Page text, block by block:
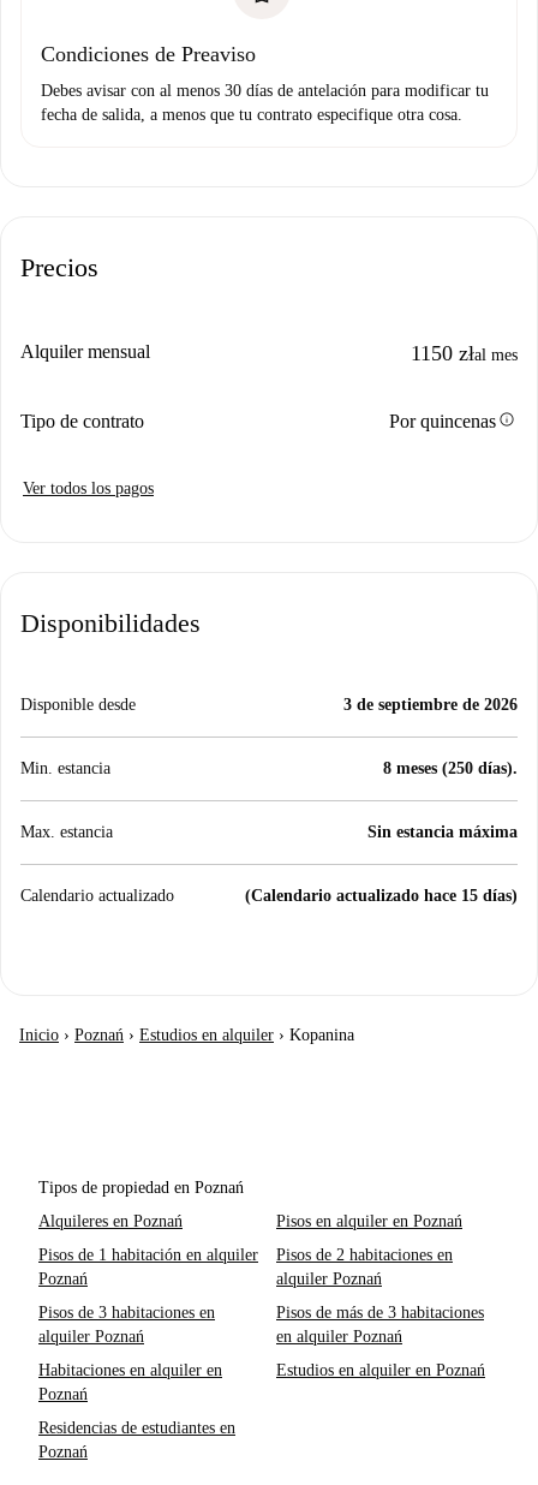
Condiciones de Preaviso
Debes avisar con al menos 30 días de antelación para modificar tu
fecha de salida, a menos que tu contrato especifique otra cosa.
Precios
Alquiler mensual 1150 złal mes
Tipo de contrato Por quincenasinfo
Ver todos los pagos
Disponibilidades
Disponible desde 3 de septiembre de 2026
Min. estancia 8 meses (250 días).
Max. estancia Sin estancia máxima
Calendario actualizado (Calendario actualizado hace 15 días)
Inicio › Poznań › Estudios en alquiler › Kopanina
Tipos de propiedad en Poznań
Alquileres en Poznań
Pisos en alquiler en Poznań
Pisos de 1 habitación en alquiler
Poznań
Pisos de 2 habitaciones en
alquiler Poznań
Pisos de 3 habitaciones en
alquiler Poznań
Pisos de más de 3 habitaciones
en alquiler Poznań
Habitaciones en alquiler en
Poznań
Estudios en alquiler en Poznań
Residencias de estudiantes en
Poznań